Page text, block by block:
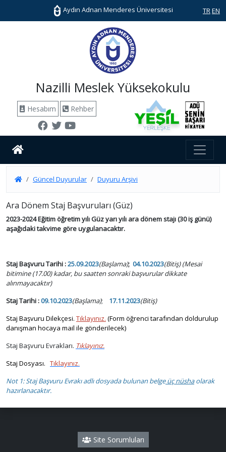
Aydın Adnan Menderes Üniversitesi TR EN
Nazilli Meslek Yüksekokulu
Hesabım Rehber
Güncel Duyurular Duyuru Arşivi
Ara Dönem Staj Başvuruları (Güz)
2023-2024 Eğitim öğretim yılı Güz yarı yılı ara dönem stajı (30 iş günü)
aşağıdaki takvime göre uygulanacaktır.
Staj Başvuru Tarihi :25.09.2023(Başlama); 04.10.2023(Bitiş) (Mesai
bitimine (17.00) kadar, bu saatten sonraki başvurular dikkate
alınmayacaktır)
Staj Tarihi :09.10.2023(Başlama); 17.11.2023(Bitiş)
Staj Başvuru Dilekçesi. Tıklayınız. (Form öğrenci tarafından doldurulup
danışman hocaya mail ile gönderilecek)
Staj Başvuru Evrakları. Tıklayınız.
Staj Dosyası. Tıklayınız.
Not 1: Staj Başvuru Evrakı adlı dosyada bulunan belgeüç nüshaolarak
hazırlanacaktır.
Site Sorumluları